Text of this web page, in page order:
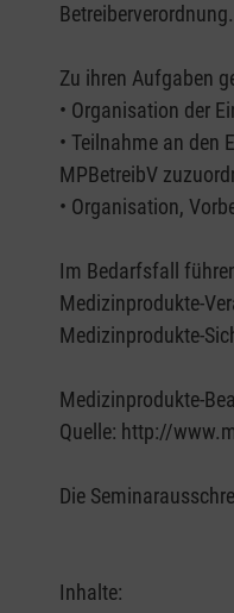
Betreiberverordnung.
Zu ihren Aufgaben
• Organisation der
• Teilnahme an den
MPBetreibV
• Organisation,
Im Bedarfsfall
Medizinprodukte-
Medizinprodukte-
Medizinprodukte-
Quelle: http://
Die
Inhalte: